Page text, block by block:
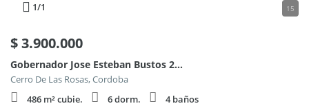
1/1 15
$3.900.000
Gobernador Jose Esteban Bustos 2000
Cerro De Las Rosas, Cordoba
486 m² cubie.
6 dorm.
4 baños